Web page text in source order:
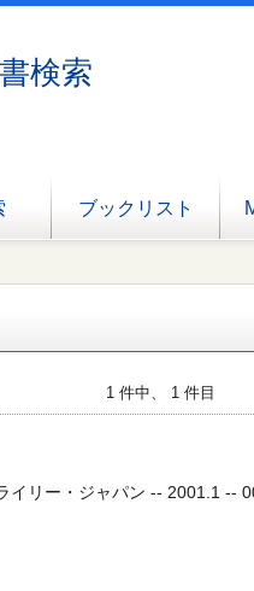
検索
ブックリスト
1 件中、 1 件目
イリー・ジャパン -- 2001.1 --